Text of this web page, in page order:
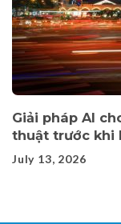
Giải pháp AI
thuật trước khi
July 13, 2026